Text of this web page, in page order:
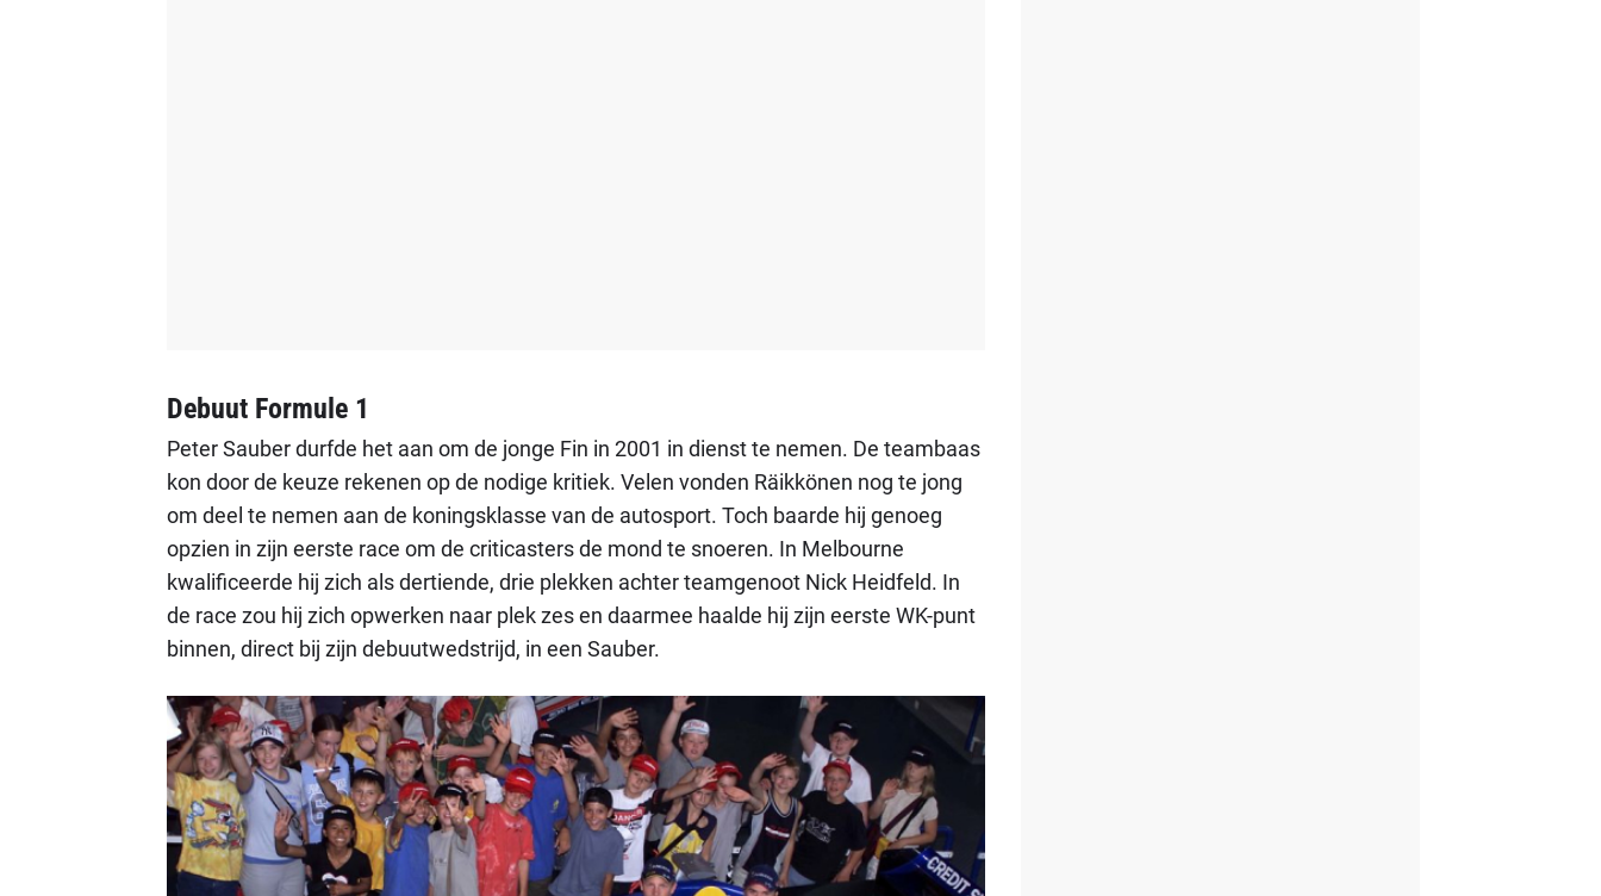
Debuut Formule 1
Peter Sauber durfde het aan om de jonge Fin in 2001 in dienst te nemen. De teambaas
kon door de keuze rekenen op de nodige kritiek. Velen vonden Räikkönen nog te jong
om deel te nemen aan de koningsklasse van de autosport. Toch baarde hij genoeg
opzien in zijn eerste race om de criticasters de mond te snoeren. In Melbourne
kwalificeerde hij zich als dertiende, drie plekken achter teamgenoot Nick Heidfeld. In
de race zou hij zich opwerken naar plek zes en daarmee haalde hij zijn eerste WK-punt
binnen, direct bij zijn debuutwedstrijd, in een Sauber.